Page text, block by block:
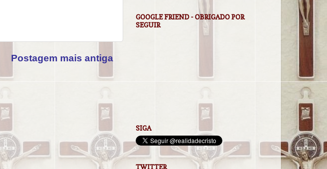
Postagem mais antiga
GOOGLE FRIEND - OBRIGADO POR
SEGUIR
SIGA
TWITTER